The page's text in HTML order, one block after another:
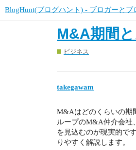
BlogHunt(ブログハント) - ブロガーと
M&A期間
ビジネス
takegawam
M&Aはどのくらいの期
ループのM&A仲介会社
を見込むのが現実的で
りやすく解説します。